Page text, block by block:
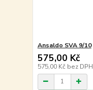
Ansaldo SVA 9/10
575,00 Kč
575,00 Kč bez DPH